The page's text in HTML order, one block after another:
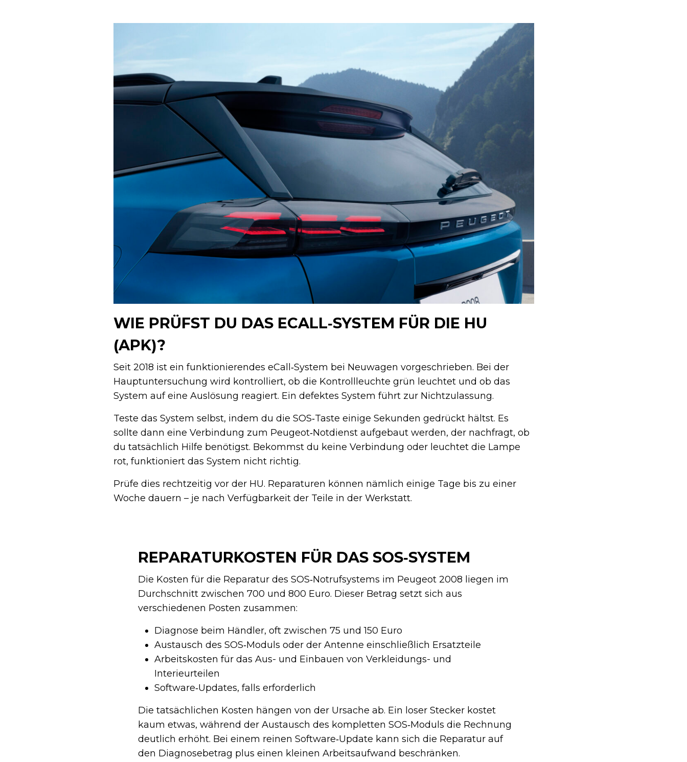
WIE PRÜFST DU DAS ECALL‑SYSTEM FÜR DIE HU
(APK)?
Seit 2018 ist ein funktionierendes eCall‑System bei Neuwagen vorgeschrieben. Bei der
Hauptuntersuchung wird kontrolliert, ob die Kontrollleuchte grün leuchtet und ob das
System auf eine Auslösung reagiert. Ein defektes System führt zur Nichtzulassung.
Teste das System selbst, indem du die SOS‑Taste einige Sekunden gedrückt hältst. Es
sollte dann eine Verbindung zum Peugeot‑Notdienst aufgebaut werden, der nachfragt, ob
du tatsächlich Hilfe benötigst. Bekommst du keine Verbindung oder leuchtet die Lampe
rot, funktioniert das System nicht richtig.
Prüfe dies rechtzeitig vor der HU. Reparaturen können nämlich einige Tage bis zu einer
Woche dauern – je nach Verfügbarkeit der Teile in der Werkstatt.
REPARATURKOSTEN FÜR DAS SOS‑SYSTEM
Die Kosten für die Reparatur des SOS‑Notrufsystems im Peugeot 2008 liegen im
Durchschnitt zwischen 700 und 800 Euro. Dieser Betrag setzt sich aus
verschiedenen Posten zusammen:
Diagnose beim Händler, oft zwischen 75 und 150 Euro
Austausch des SOS‑Moduls oder der Antenne einschließlich Ersatzteile
Arbeitskosten für das Aus- und Einbauen von Verkleidungs- und
Interieurteilen
Software‑Updates, falls erforderlich
Die tatsächlichen Kosten hängen von der Ursache ab. Ein loser Stecker kostet
kaum etwas, während der Austausch des kompletten SOS‑Moduls die Rechnung
deutlich erhöht. Bei einem reinen Software‑Update kann sich die Reparatur auf
den Diagnosebetrag plus einen kleinen Arbeitsaufwand beschränken.